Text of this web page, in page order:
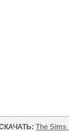
The Sims